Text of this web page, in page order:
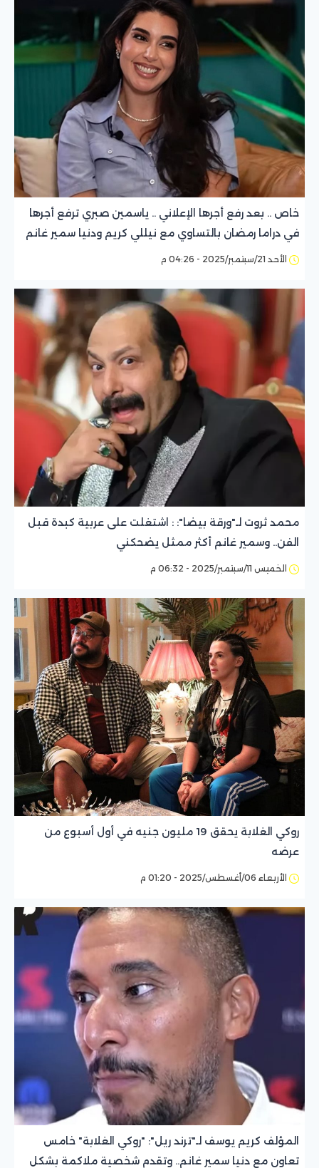
خاص .. بعد رفع أجرها الإعلاني .. ياسمين صبري ترفع أجرها
في دراما رمضان بالتساوي مع نيللي كريم ودنيا سمير غانم
الأحد 21/سبتمبر/2025 - 04:26 م
محمد ثروت لـ"ورقة بيضا": : اشتغلت على عربية كبدة قبل
الفن.. وسمير غانم أكثر ممثل يضحكني
الخميس 11/سبتمبر/2025 - 06:32 م
روكي الغلابة يحقق 19 مليون جنيه في أول أسبوع من
عرضه
الأربعاء 06/أغسطس/2025 - 01:20 م
المؤلف كريم يوسف لـ"ترند ريل": "روكي الغلابة" خامس
تعاون مع دنيا سمير غانم.. وتقدم شخصية ملاكمة بشكل